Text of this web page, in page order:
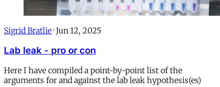
Sigrid Bratlie · Jun 12, 2025
Lab leak - pro or con
Here I have compiled a point-by-point list of the
arguments for and against the lab leak hypothesis(es)